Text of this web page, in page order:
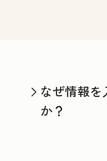
なぜ情報
か？